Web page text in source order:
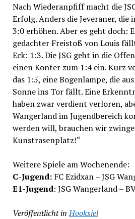
Nach Wiederanpfiff macht die
Erfolg. Anders die Jeveraner, die
3:0 erhöhen. Aber es geht doch:
gedachter Freistoß von Louis
Eck: 1:3. Die JSG geht in die
einen Konter zum 1:4 ein. Kurz
das 1:5, eine Bogenlampe, die
Sonne ins Tor fällt. Eine
haben zwar verdient verloren,
Wangerland im Jugendbereich
werden will, brauchen wir
Kunstrasenplatz!“
Weitere Spiele am Wochenende:
C-Jugend:FC Ezidxan – JSG
E1-Jugend: JSG Wangerland –
Veröffentlicht in Hooksiel